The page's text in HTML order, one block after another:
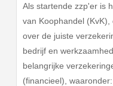
Als startende zzp'er is
van Koophandel
over de juiste
bedrijf en
belangrijke
(financieel), waaronder: